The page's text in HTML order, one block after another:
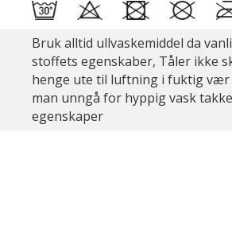
Bruk alltid ullvaskemiddel da
stoffets egenskaber, Tåler ikke
henge ute til luftning i fuktig vær
man unngå for hyppig vask
egenskaper